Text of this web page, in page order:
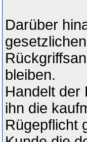
Darüber
bleiben.
Handelt der
ihn die
Rügepflicht